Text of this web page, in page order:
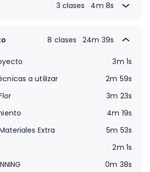
3 clases
4m 8s
proyecto final
8 clases 24m 39s
3m 1s
a utilizar
2m 59s
3m 23s
4m 19s
Extra
5m 53s
2m 1s
0m 38s